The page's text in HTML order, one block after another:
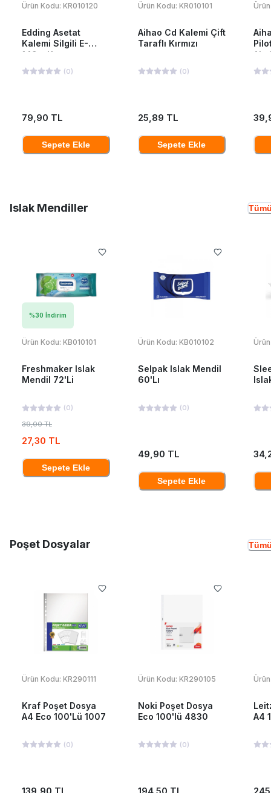
Ürün Kodu: KR010120
Edding Asetat
Kalemi Silgili E-
149m Kırmızı
(0)
79,90 TL
Sepete Ekle
Ürün Kodu: KR010101
Aihao Cd Kalemi Çift
Taraflı Kırmızı
(0)
25,89 TL
Sepete Ekle
Islak Mendiller
%30 İndirim
Ürün Kodu: KB010101
Freshmaker Islak
Mendil 72'Li
(0)
39,00 TL
27,30 TL
Sepete Ekle
Ürün Kodu: KB010102
Selpak Islak Mendil
60'Lı
(0)
49,90 TL
Sepete Ekle
Poşet Dosyalar
Ürün Kodu: KR290111
Kraf Poşet Dosya
A4 Eco 100'Lü 1007
(0)
Ürün Kodu: KR290105
Noki Poşet Dosya
Eco 100'lü 4830
(0)
A4